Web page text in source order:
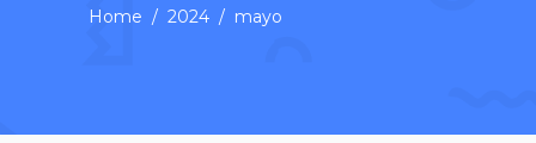
Home / 2024 / mayo